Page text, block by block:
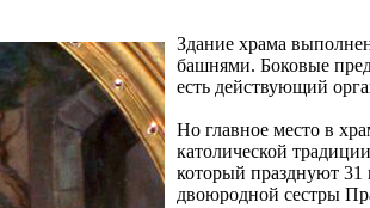
Здание храма
башнями. Боковые
есть действующий
Но главное место в
католической
который празднуют
двоюродной сестры